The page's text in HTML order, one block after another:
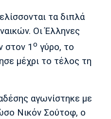
τα διπλά
Οι Έλληνες
στον 1 ο γύρο, το
μέχρι το τέλος τη
αγωνίστηκε με
Νικόν Σούτοφ, ο